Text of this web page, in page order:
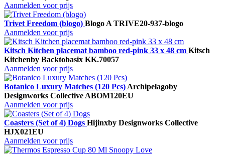
Aanmelden voor prijs
Trivet Freedom (blogo) Blogo A TRIVE20-937-blogo
Aanmelden voor prijs
Kitsch Kitchen placemat bamboo red-pink 33 x 48 cm Kitsch
Kitchenby Backtobasix KK.70057
Aanmelden voor prijs
Botanico Luxury Matches (120 Pcs) Archipelagoby
Designworks Collective ABOM120EU
Aanmelden voor prijs
Coasters (Set of 4) Dogs Hijinxby Designworks Collective
HJX021EU
Aanmelden voor prijs